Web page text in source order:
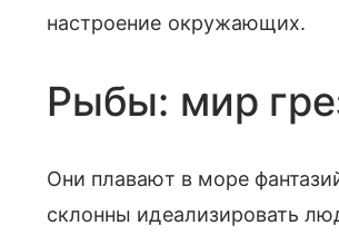
настроение окружающих.
Рыбы: мир
Они плавают в море
склонны идеализировать